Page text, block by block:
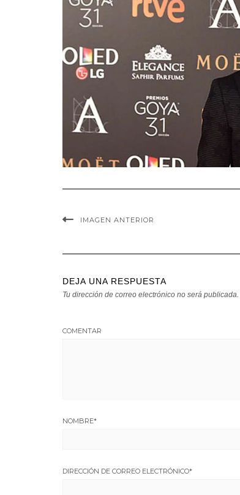
IMAGEN ANTERIOR
DEJA UNA RESPUESTA
Tu dirección de correo electrónico no será publicada.
COMENTAR
NOMBRE*
DIRECCIÓN DE CORREO ELECTRÓNICO*